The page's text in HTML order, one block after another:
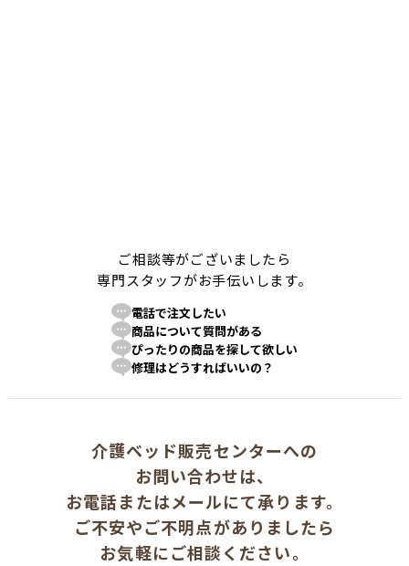
ご相談等がございましたら
専門スタッフがお手伝いします。
電話で注文したい
商品について質問がある
ぴったりの商品を探して欲しい
修理はどうすればいいの？
介護ベッド販売センターへの
お問い合わせは、
お電話またはメールにて承ります。
ご不安やご不明点がありましたら
お気軽にご相談ください。